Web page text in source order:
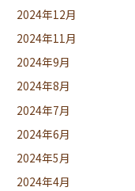
2024年12月
2024年11月
2024年9月
2024年8月
2024年7月
2024年6月
2024年5月
2024年4月